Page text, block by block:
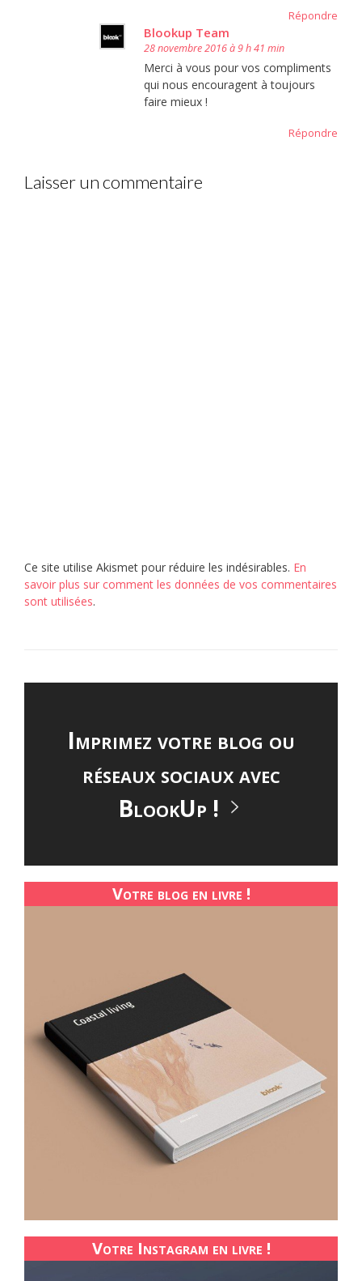
Répondre
Blookup Team
28 novembre 2016 à 9 h 41 min
Merci à vous pour vos compliments
qui nous encouragent à toujours
faire mieux !
Répondre
Laisser un commentaire
Ce site utilise Akismet pour réduire les indésirables. En
savoir plus sur comment les données de vos commentaires
sont utilisées.
Imprimez votre blog ou
réseaux sociaux avec
BlookUp !
Votre blog en livre !
Votre Instagram en livre !